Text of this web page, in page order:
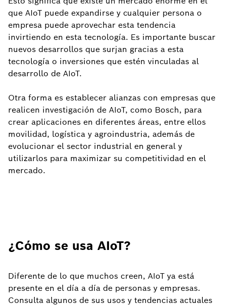
que AIoT puede expandirse y cualquier persona o
empresa puede aprovechar esta tendencia
invirtiendo en esta tecnología. Es importante buscar
nuevos desarrollos que surjan gracias a esta
tecnología o inversiones que estén vinculadas al
desarrollo de AIoT.
Otra forma es establecer alianzas con empresas que
realicen investigación de AIoT, como Bosch, para
crear aplicaciones en diferentes áreas, entre ellos
movilidad, logística y agroindustria, además de
evolucionar el sector industrial en general y
utilizarlos para maximizar su competitividad en el
mercado.
¿Cómo se usa AIoT?
Diferente de lo que muchos creen, AIoT ya está
presente en el día a día de personas y empresas.
Consulta algunos de sus usos y tendencias actuales